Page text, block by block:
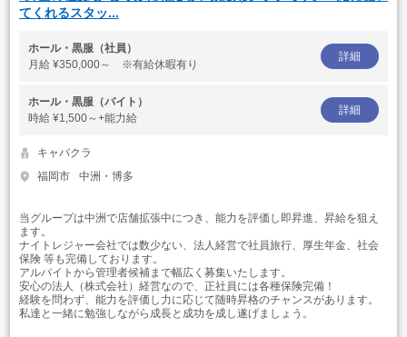
てくれるスタッ...
ホール・黒服（社員）
月給 ¥350,000～ ※有給休暇有り
詳細
ホール・黒服（バイト）
時給 ¥1,500～+能力給
詳細
キャバクラ
福岡市
中洲・博多
当グループは中洲で店舗拡張中につき、能力を評価し即昇進、昇給を狙え
ます。
ナイトレジャー会社では数少ない、法人経営で社員旅行、厚生年金、社会
保険 等も完備しております。
アルバイトから管理者候補まで幅広く募集いたします。
安心の法人（株式会社）経営なので、正社員には各種保険完備！
経験を問わず、能力を評価し力に応じて随時昇格のチャンスがあります。
私達と一緒に勉強しながら成長と成功を成し遂げましょう。